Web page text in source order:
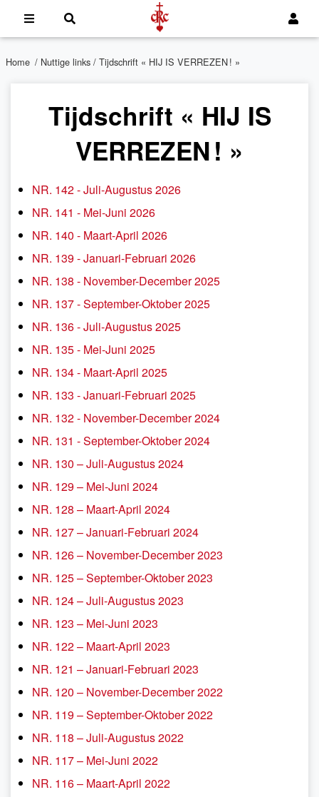
Home / Nuttige links / Tijdschrift « HIJ IS VERREZEN ! »
Tijdschrift « HIJ IS
VERREZEN ! »
NR. 142 - Juli-Augustus 2026
NR. 141 - Mei-Juni 2026
NR. 140 - Maart-April 2026
NR. 139 - Januari-Februari 2026
NR. 138 - November-December 2025
NR. 137 - September-Oktober 2025
NR. 136 - Juli-Augustus 2025
NR. 135 - Mei-Juni 2025
NR. 134 - Maart-April 2025
NR. 133 - Januari-Februari 2025
NR. 132 - November-December 2024
NR. 131 - September-Oktober 2024
NR. 130 – Juli-Augustus 2024
NR. 129 – Mei-Juni 2024
NR. 128 – Maart-April 2024
NR. 127 – Januari-Februari 2024
NR. 126 – November-December 2023
NR. 125 – September-Oktober 2023
NR. 124 – Juli-Augustus 2023
NR. 123 – Mei-Juni 2023
NR. 122 – Maart-April 2023
NR. 121 – Januari-Februari 2023
NR. 120 – November-December 2022
NR. 119 – September-Oktober 2022
NR. 118 – Juli-Augustus 2022
NR. 117 – Mei-Juni 2022
NR. 116 – Maart-April 2022